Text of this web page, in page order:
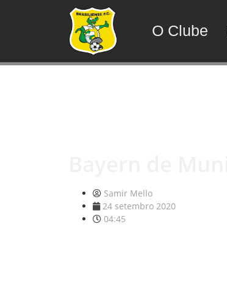
O Clube
Samir Mello
24 setembro 2020
04:45